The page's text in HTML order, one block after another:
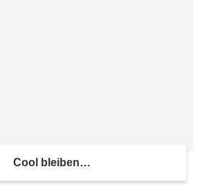
Cool bleiben…